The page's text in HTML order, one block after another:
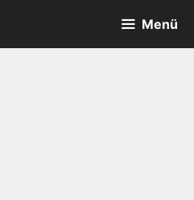
Menü